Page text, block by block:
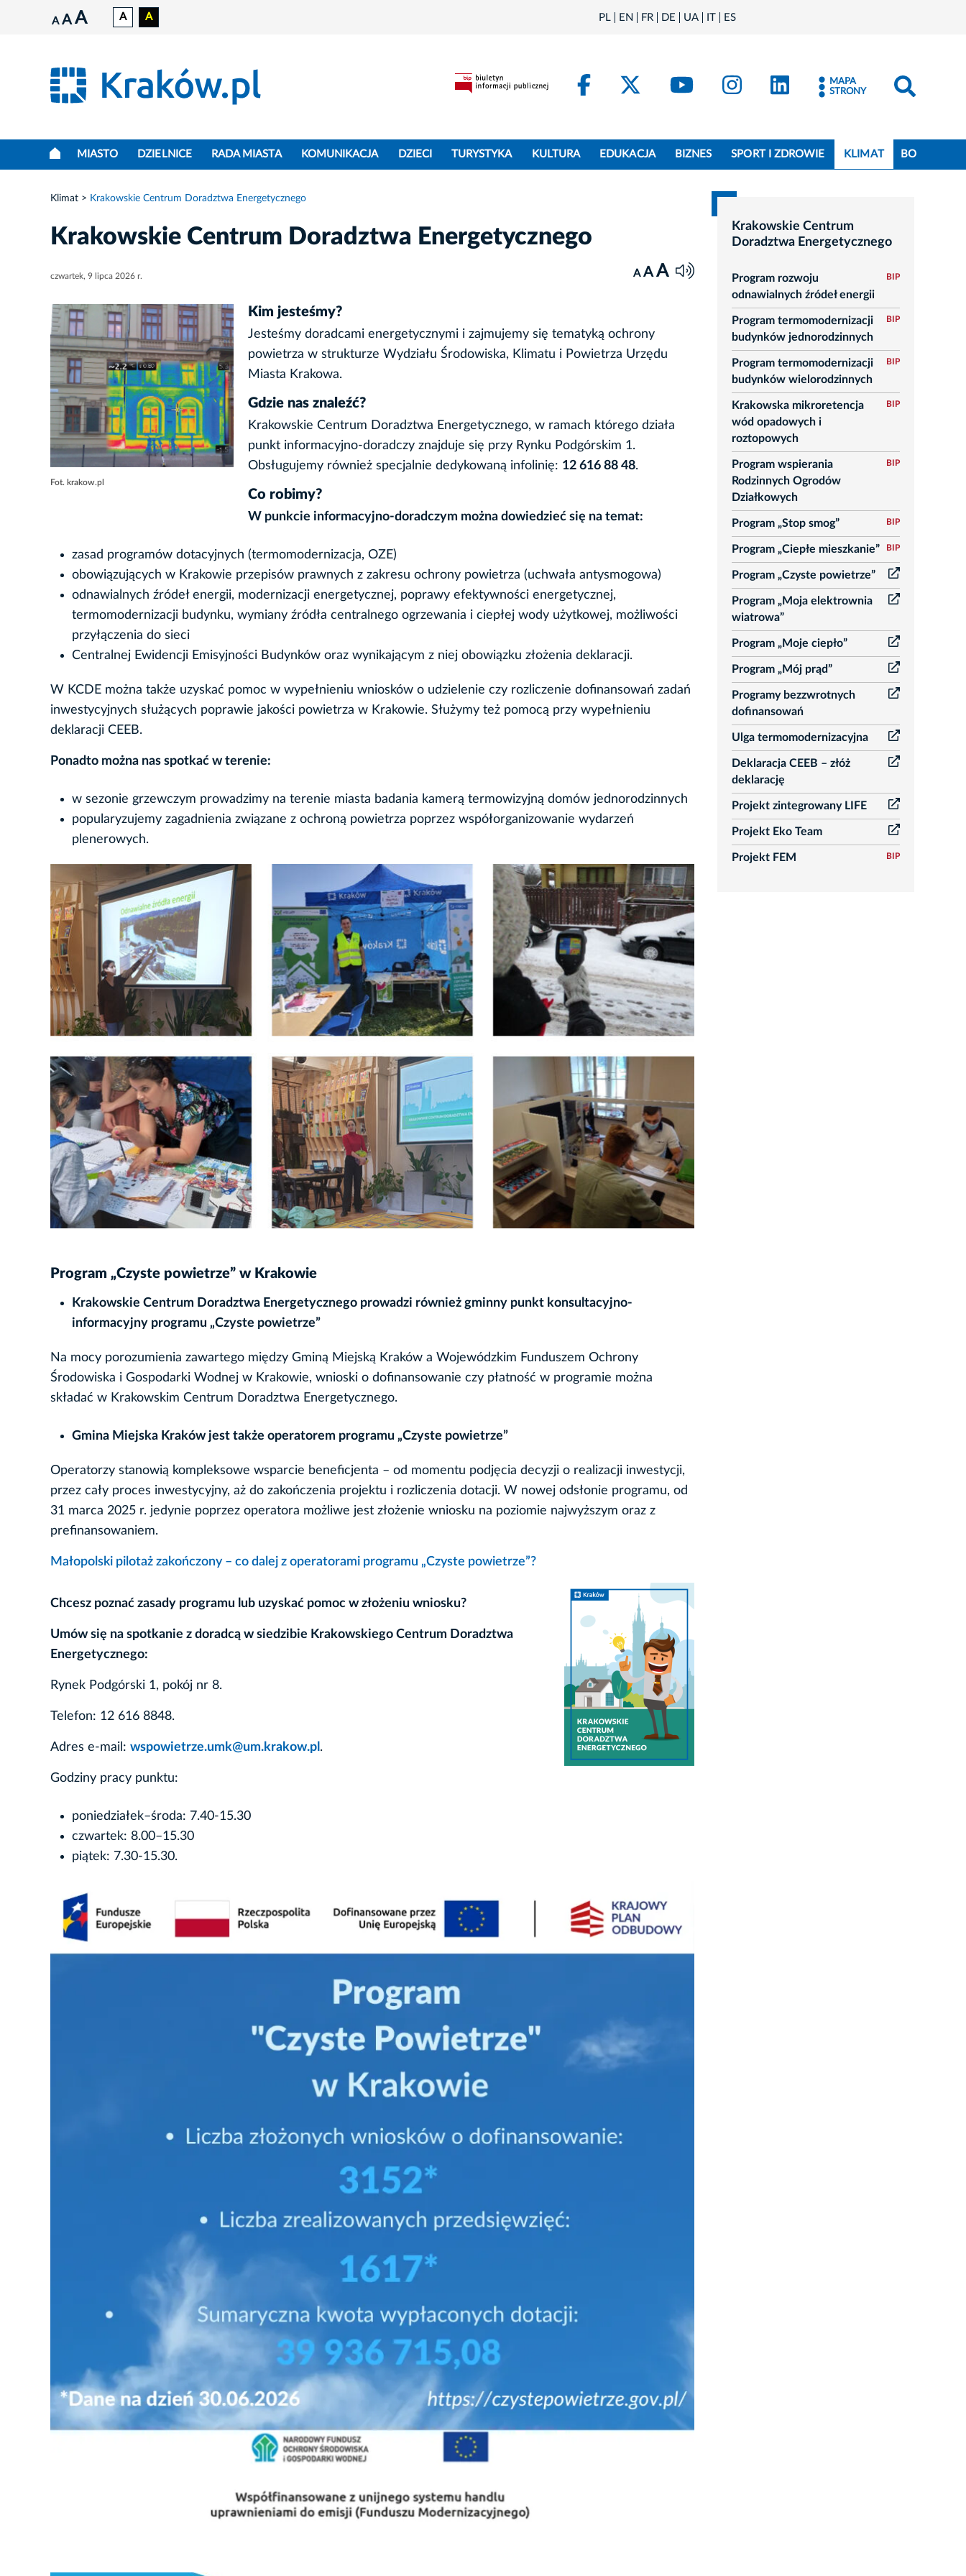
A A A A A PL EN FR DE UA IT ES
FacebookKraków - X
Kraków - YouTube
Kraków - Instagram
Kraków - LinkedIn
MAPA
STRONY
MIASTO DZIELNICE RADA MIASTA KOMUNIKACJA DZIECI TURYSTYKA KULTURA EDUKACJA BIZNES SPORT I ZDROWIE KLIMAT BO
Klimat Krakowskie Centrum Doradztwa Energetycznego
Krakowskie Centrum Doradztwa Energetycznego
czwartek, 9 lipca 2026 r. A A A
Fot. krakow.pl
Kim jesteśmy?
Jesteśmy doradcami energetycznymi i zajmujemy się tematyką ochrony
powietrza w strukturze Wydziału Środowiska, Klimatu i Powietrza Urzędu
Miasta Krakowa.
Gdzie nas znaleźć?
Krakowskie Centrum Doradztwa Energetycznego, w ramach którego działa
punkt informacyjno-doradczy znajduje się przy Rynku Podgórskim 1.
Obsługujemy również specjalnie dedykowaną infolinię: 12 616 88 48.
Co robimy?
W punkcie informacyjno-doradczym można dowiedzieć się na temat:
zasad programów dotacyjnych (termomodernizacja, OZE)
obowiązujących w Krakowie przepisów prawnych z zakresu ochrony powietrza (uchwała antysmogowa)
odnawialnych źródeł energii, modernizacji energetycznej, poprawy efektywności energetycznej,
termomodernizacji budynku, wymiany źródła centralnego ogrzewania i ciepłej wody użytkowej, możliwości
przyłączenia do sieci
Centralnej Ewidencji Emisyjności Budynków oraz wynikającym z niej obowiązku złożenia deklaracji.
W KCDE można także uzyskać pomoc w wypełnieniu wniosków o udzielenie czy rozliczenie dofinansowań zadań
inwestycyjnych służących poprawie jakości powietrza w Krakowie. Służymy też pomocą przy wypełnieniu
deklaracji CEEB.
Ponadto można nas spotkać w terenie:
w sezonie grzewczym prowadzimy na terenie miasta badania kamerą termowizyjną domów jednorodzinnych
popularyzujemy zagadnienia związane z ochroną powietrza poprzez współorganizowanie wydarzeń
plenerowych.
Program „Czyste powietrze” w Krakowie
Krakowskie Centrum Doradztwa Energetycznego prowadzi również gminny punkt konsultacyjno-
informacyjny programu „Czyste powietrze”
Na mocy porozumienia zawartego między Gminą Miejską Kraków a Wojewódzkim Funduszem Ochrony
Środowiska i Gospodarki Wodnej w Krakowie, wnioski o dofinansowanie czy płatność w programie można
składać w Krakowskim Centrum Doradztwa Energetycznego.
Gmina Miejska Kraków jest także operatorem programu „Czyste powietrze”
Operatorzy stanowią kompleksowe wsparcie beneficjenta – od momentu podjęcia decyzji o realizacji inwestycji,
przez cały proces inwestycyjny, aż do zakończenia projektu i rozliczenia dotacji. W nowej odsłonie programu, od
31 marca 2025 r. jedynie poprzez operatora możliwe jest złożenie wniosku na poziomie najwyższym oraz z
prefinansowaniem.
Małopolski pilotaż zakończony – co dalej z operatorami programu „Czyste powietrze”?
Chcesz poznać zasady programu lub uzyskać pomoc w złożeniu wniosku?
Umów się na spotkanie z doradcą w siedzibie Krakowskiego Centrum Doradztwa
Energetycznego:
Rynek Podgórski 1, pokój nr 8.
Telefon: 12 616 8848.
Adres e-mail: wspowietrze.umk@um.krakow.pl .
Godziny pracy punktu:
poniedziałek–środa: 7.40-15.30
czwartek: 8.00–15.30
piątek: 7.30-15.30.
Krakowskie Centrum
Doradztwa Energetycznego
Program rozwoju
odnawialnych źródeł energii
BIP
Program termomodernizacji
budynków jednorodzinnych
BIP
Program termomodernizacji
budynków wielorodzinnych
BIP
Krakowska mikroretencja
wód opadowych i
roztopowych
BIP
Program wspierania
Rodzinnych Ogrodów
Działkowych
BIP
Program „Stop smog” BIP
Program „Ciepłe mieszkanie” BIP
Program „Czyste powietrze”
Program „Moja elektrownia
wiatrowa”
Program „Moje ciepło”
Program „Mój prąd”
Programy bezzwrotnych
dofinansowań
Ulga termomodernizacyjna
Deklaracja CEEB – złóż
deklarację
Projekt zintegrowany LIFE
Projekt Eko Team
Projekt FEM BIP